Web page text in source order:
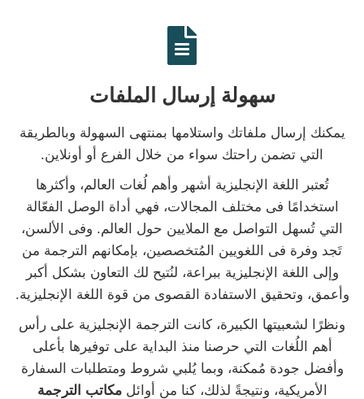
سهولة إرسال الملفات
يمكنك إرسال ملفاتك واستلامها بمنتهى السهولة وبالطريقة
التي تضمن راحتك سواء من خلال الفرع أو أونلاين.
تُعتبر اللغة الإنجليزية أشهر وأهم لُغات العالم، وأكثرها
استخدامًا فى مختلف المجالات، فهي أداة الوصل الفعّالة
التي تُسهل التواصل مع الملايين حول العالم. وفى الألسن،
تَجد وفرة فى اللغويين المُتخصصين، بإمكانهم الترجمة من
وإلى اللغة الإنجليزية ببراعة، لنُتيح لك التعاون بشكل أكبر
وأعمق، وتحقيق الاستفادة القصوى من قوة اللغة الإنجليزية.
ونظرًا لشعبيتها الكبيرة، كانت الترجمة الإنجليزية على رأس
أهم اللُغات التي حرصنا منذ البداية على توفيرها بأعلى
وأفضل جودة مُمكنة، وبما يُلبي شروط ومتطلبات السفارة
الأمريكية، ونتيجةً لذلك، كنا من أوائلمكاتب الترجمة